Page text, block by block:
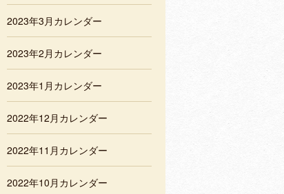
2023年3月カレンダー
2023年2月カレンダー
2023年1月カレンダー
2022年12月カレンダー
2022年11月カレンダー
2022年10月カレンダー